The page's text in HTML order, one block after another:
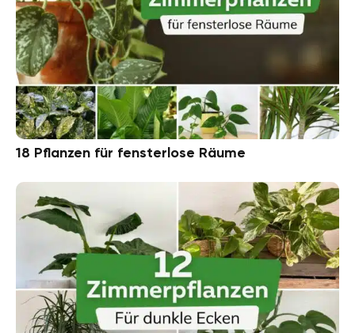
18 Pflanzen für fensterlose Räume